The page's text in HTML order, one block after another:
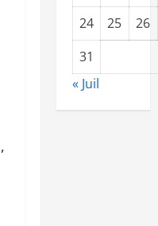
24
25
26
31
« Juil